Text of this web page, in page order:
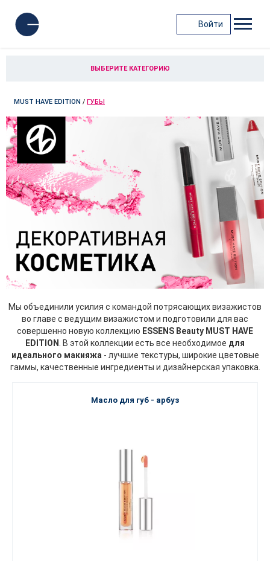
Войти
ВЫБЕРИТЕ КАТЕГОРИЮ
MUST HAVE EDITION / ГУБЫ
Мы объединили усилия с командой потрясающих визажистов
во главе с ведущим визажистом и подготовили для вас
совершенно новую коллекцию ESSENS Beauty MUST HAVE
EDITION . В этой коллекции есть все необходимое для
идеального макияжа- лучшие текстуры, широкие цветовые
гаммы, качественные ингредиенты и дизайнерская упаковка.
Масло для губ - арбуз